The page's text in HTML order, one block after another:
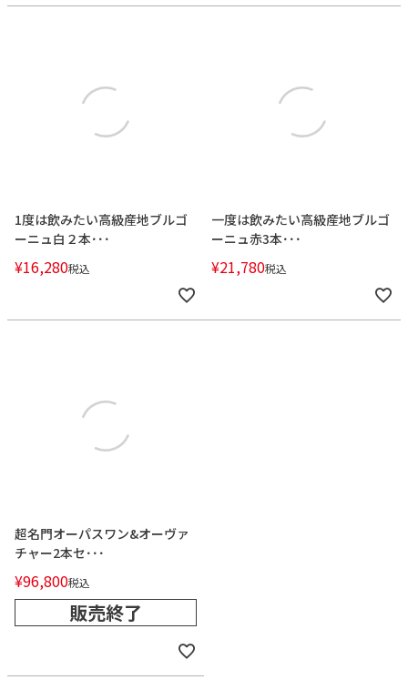
1度は飲みたい高級産地ブルゴ
ーニュ白２本･･･
¥16,280税込
一度は飲みたい高級産地ブルゴ
ーニュ赤3本･･･
¥21,780税込
超名門オーパスワン&オーヴァ
チャー2本セ･･･
¥96,800税込
販売終了